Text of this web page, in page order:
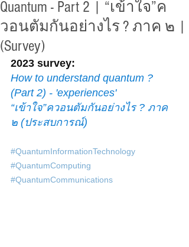
Quantum - Part 2 | “เข้าใจ”ค
วอนตัมกันอย่างไร ? ภาค ๒ |
(Survey)
2023 survey:
How to understand quantum ?
(Part 2) - 'experiences'
“เข้าใจ”ควอนตัมกันอย่างไร ? ภาค
๒ (ประสบการณ์)
#QuantumInformationTechnology
#QuantumComputing
#QuantumCommunications